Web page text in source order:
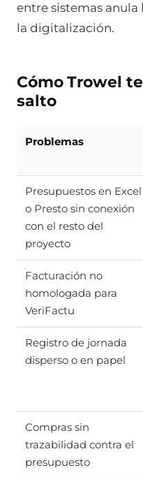
entre sistemas
la digitalización.
Cómo Trowel
salto
Problemas
Presupuestos en Excel
o Presto sin conexión
con el resto del
proyecto
Facturación no
homologada para
VeriFactu
Registro de jornada
disperso o en papel
Compras sin
trazabilidad contra el
presupuesto